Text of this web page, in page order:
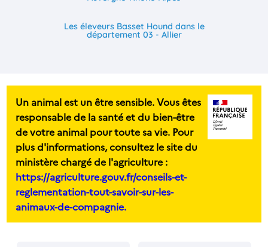
Les éleveurs Basset Hound dans le
département 03 - Allier
Un animal est un être sensible. Vous êtes
responsable de la santé et du bien-être
de votre animal pour toute sa vie. Pour
plus d'informations, consultez le site du
ministère chargé de l'agriculture :
https://agriculture.gouv.fr/conseils-et-
reglementation-tout-savoir-sur-les-
animaux-de-compagnie.